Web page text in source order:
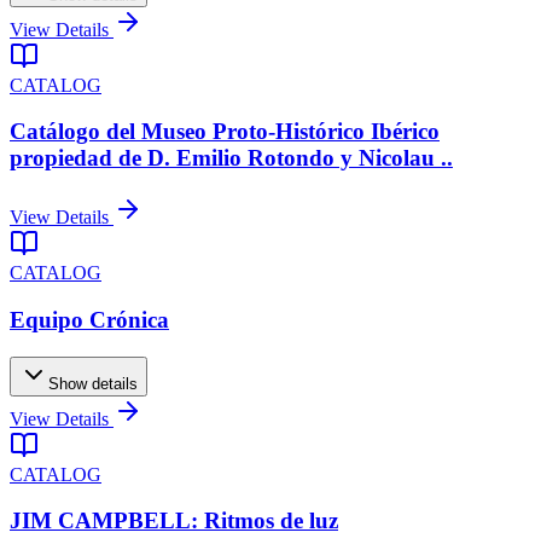
View Details
CATALOG
Catálogo del Museo Proto-Histórico Ibérico
propiedad de D. Emilio Rotondo y Nicolau ..
View Details
CATALOG
Equipo Crónica
Show details
View Details
CATALOG
JIM CAMPBELL: Ritmos de luz